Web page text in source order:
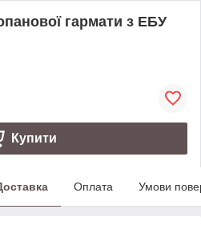
гармати з ЕБУ
Купити
Оплата Умови